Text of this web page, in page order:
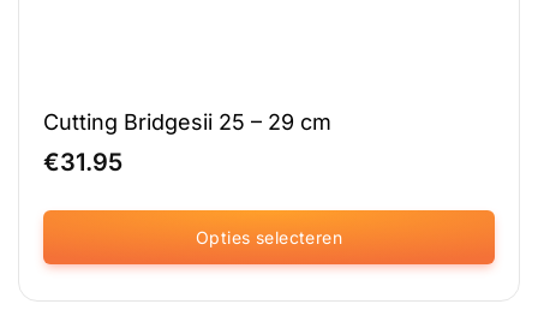
Cutting Bridgesii 25 – 29 cm
€31.95
Opties selecteren
Dit
product